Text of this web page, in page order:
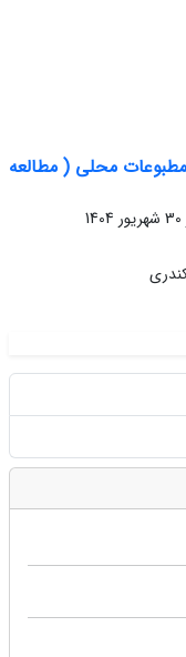
مطبوعات محلی ( مطالعه
30 شهریور 1404